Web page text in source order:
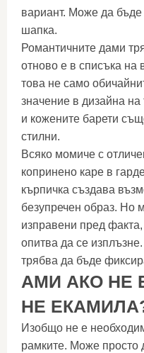
вариант. Може да
шапка.
Романтичните дами
отново е в списъка
това не само
значение в дизайна
и кожените барети
стилни.
Всяко момиче с
копринено каре в
кърпичка създава
безупречен образ. Но
изправени пред
опитва да се
трябва да бъде
АМИ АКО НЕ
НЕ ЕКАМИЛА
Изобщо не е
рамките. Може просто